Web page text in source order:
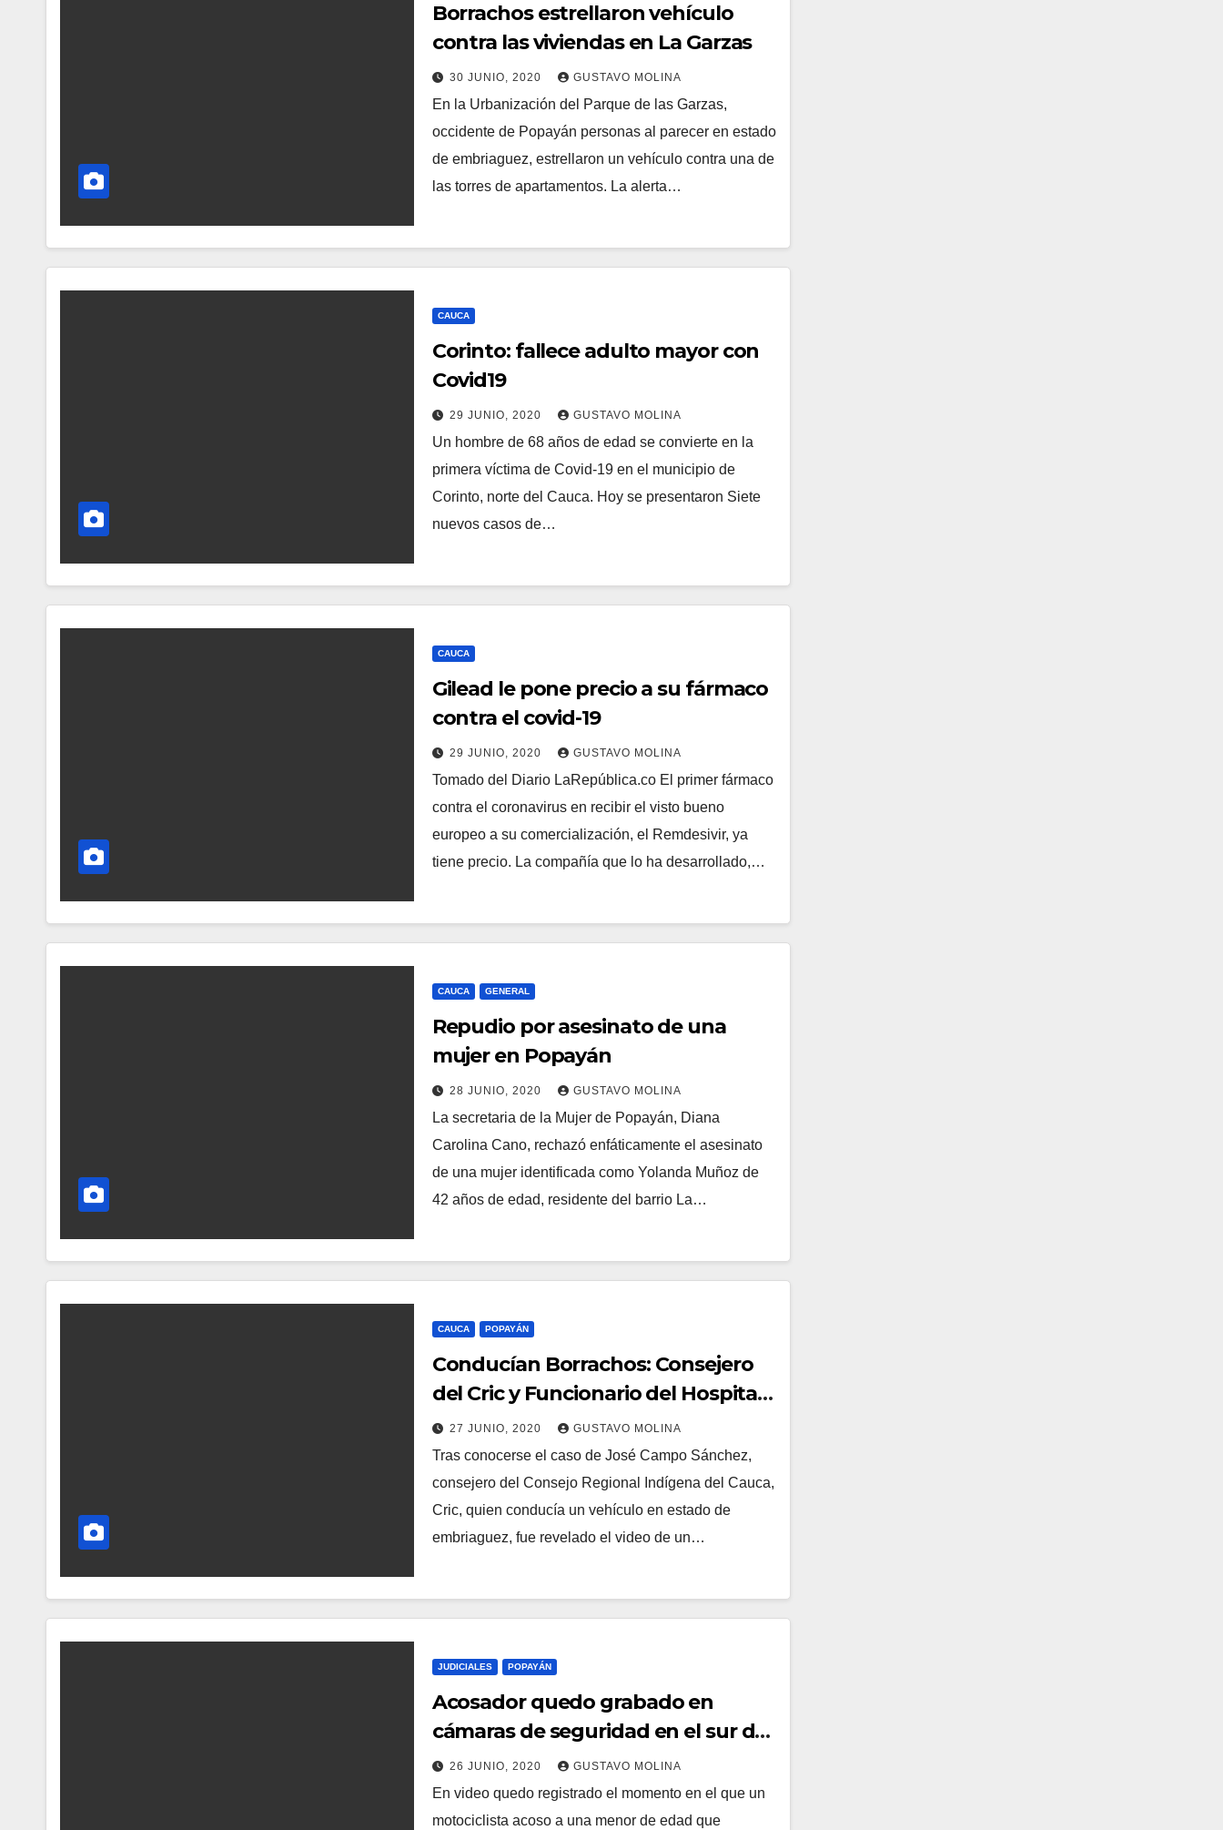
Borrachos estrellaron vehículo
contra las viviendas en La Garzas
30 JUNIO, 2020 GUSTAVO MOLINA
En la Urbanización del Parque de las Garzas,
occidente de Popayán personas al parecer en estado
de embriaguez, estrellaron un vehículo contra una de
las torres de apartamentos. La alerta…
CAUCA
Corinto: fallece adulto mayor con
Covid19
29 JUNIO, 2020 GUSTAVO MOLINA
Un hombre de 68 años de edad se convierte en la
primera víctima de Covid-19 en el municipio de
Corinto, norte del Cauca. Hoy se presentaron Siete
nuevos casos de…
CAUCA
Gilead le pone precio a su fármaco
contra el covid-19
29 JUNIO, 2020 GUSTAVO MOLINA
Tomado del Diario LaRepública.co El primer fármaco
contra el coronavirus en recibir el visto bueno
europeo a su comercialización, el Remdesivir, ya
tiene precio. La compañía que lo ha desarrollado,…
CAUCA GENERAL
Repudio por asesinato de una
mujer en Popayán
28 JUNIO, 2020 GUSTAVO MOLINA
La secretaria de la Mujer de Popayán, Diana
Carolina Cano, rechazó enfáticamente el asesinato
de una mujer identificada como Yolanda Muñoz de
42 años de edad, residente del barrio La…
CAUCA POPAYÁN
Conducían Borrachos: Consejero
del Cric y Funcionario del Hospital
San José
27 JUNIO, 2020 GUSTAVO MOLINA
Tras conocerse el caso de José Campo Sánchez,
consejero del Consejo Regional Indígena del Cauca,
Cric, quien conducía un vehículo en estado de
embriaguez, fue revelado el video de un…
JUDICIALES POPAYÁN
Acosador quedo grabado en
cámaras de seguridad en el sur de
Popayán
26 JUNIO, 2020 GUSTAVO MOLINA
En video quedo registrado el momento en el que un
motociclista acoso a una menor de edad que